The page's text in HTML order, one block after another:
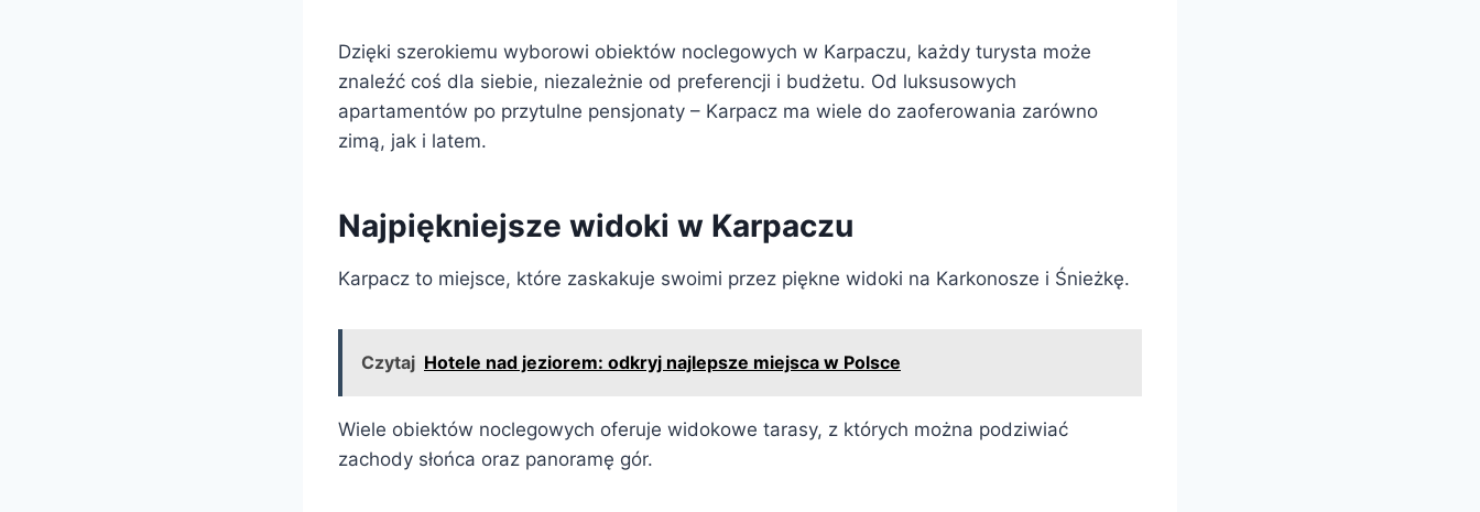
Dzięki szerokiemu wyborowi obiektów noclegowych w Karpaczu, każdy turysta może
znaleźć coś dla siebie, niezależnie od preferencji i budżetu. Od luksusowych
apartamentów po przytulne pensjonaty – Karpacz ma wiele do zaoferowania zarówno
zimą, jak i latem.
Najpiękniejsze widoki w Karpaczu
Karpacz to miejsce, które zaskakuje swoimi przez piękne widoki na Karkonosze i Śnieżkę.
Czytaj Hotele nad jeziorem: odkryj najlepsze miejsca w Polsce
Wiele obiektów noclegowych oferuje widokowe tarasy, z których można podziwiać
zachody słońca oraz panoramę gór.